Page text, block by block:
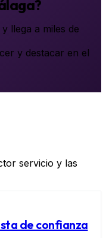
llega a miles de
y destacar en el
servicio y las
de confianza